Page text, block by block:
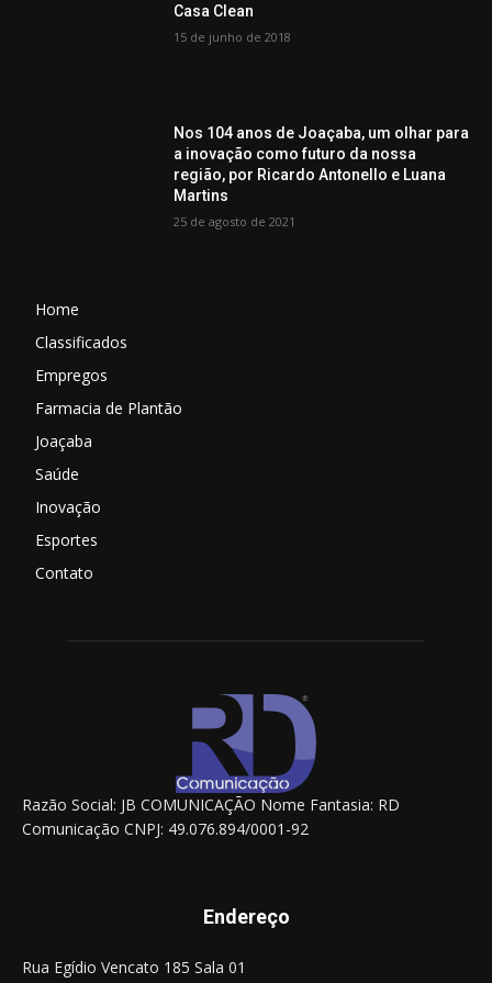
Casa Clean
15 de junho de 2018
Nos 104 anos de Joaçaba, um olhar para
a inovação como futuro da nossa
região, por Ricardo Antonello e Luana
Martins
25 de agosto de 2021
Home
Classificados
Empregos
Farmacia de Plantão
Joaçaba
Saúde
Inovação
Esportes
Contato
Razão Social: JB COMUNICAÇÃO Nome Fantasia: RD
Comunicação CNPJ: 49.076.894/0001-92
Endereço
Rua Egídio Vencato 185 Sala 01